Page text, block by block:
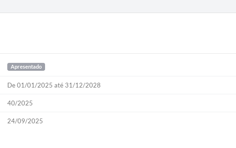
Apresentado
De 01/01/2025 até 31/12/2028
40/2025
24/09/2025